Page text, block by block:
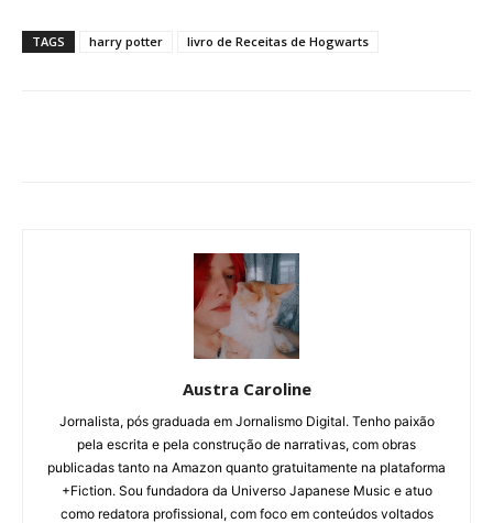
TAGS harry potter livro de Receitas de Hogwarts
Austra Caroline
Jornalista, pós graduada em Jornalismo Digital. Tenho paixão
pela escrita e pela construção de narrativas, com obras
publicadas tanto na Amazon quanto gratuitamente na plataforma
+Fiction. Sou fundadora da Universo Japanese Music e atuo
como redatora profissional, com foco em conteúdos voltados